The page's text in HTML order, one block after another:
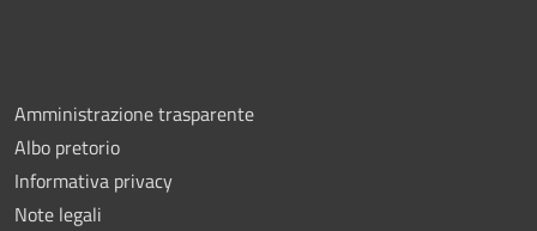
Amministrazione trasparente
Albo pretorio
Informativa privacy
Note legali